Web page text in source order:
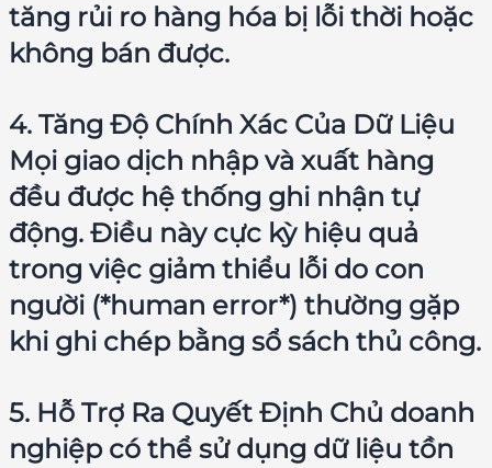
tăng rủi ro hàng hóa bị lỗi thời hoặc
không bán được.
4. Tăng Độ Chính Xác Của Dữ Liệu
Mọi giao dịch nhập và xuất hàng
đều được hệ thống ghi nhận tự
động. Điều này cực kỳ hiệu quả
trong việc giảm thiểu lỗi do con
người (*human error*) thường gặp
khi ghi chép bằng sổ sách thủ công.
5. Hỗ Trợ Ra Quyết Định Chủ doanh
nghiệp có thể sử dụng dữ liệu tồn